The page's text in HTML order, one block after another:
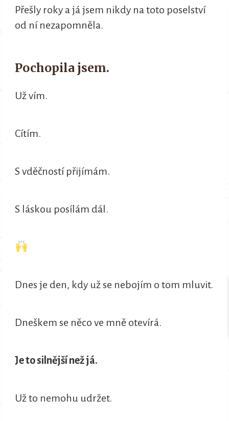
Přešly roky a já jsem nikdy na toto poselství
od ní nezapomněla.
Pochopila jsem.
Už vím.
Cítím.
S vděčností přijímám.
S láskou posílám dál.
Dnes je den, kdy už se nebojím o tom mluvit.
Dneškem se něco ve mně otevírá.
Je to silnější než já.
Už to nemohu udržet.